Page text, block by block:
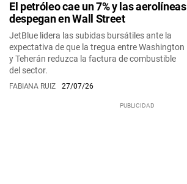
El petróleo cae un 7% y las aerolíneas
despegan en Wall Street
JetBlue lidera las subidas bursátiles ante la
expectativa de que la tregua entre Washington
y Teherán reduzca la factura de combustible
del sector.
FABIANA RUIZ 27/07/26